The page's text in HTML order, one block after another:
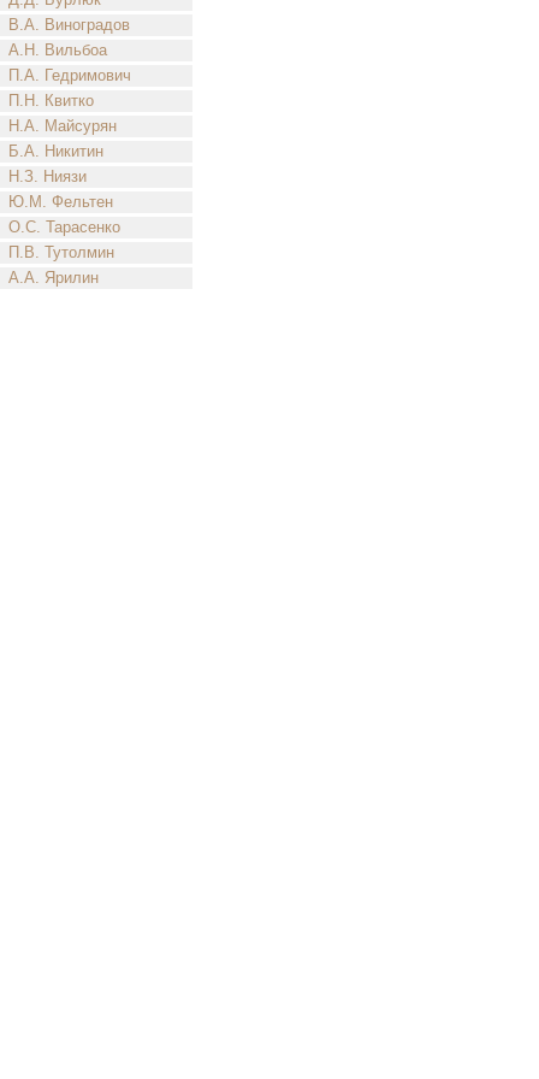
В.А. Виноградов
А.Н. Вильбоа
П.А. Гедримович
П.Н. Квитко
Н.А. Майсурян
Б.А. Никитин
Н.З. Ниязи
Ю.М. Фельтен
О.С. Тарасенко
П.В. Тутолмин
А.А. Ярилин